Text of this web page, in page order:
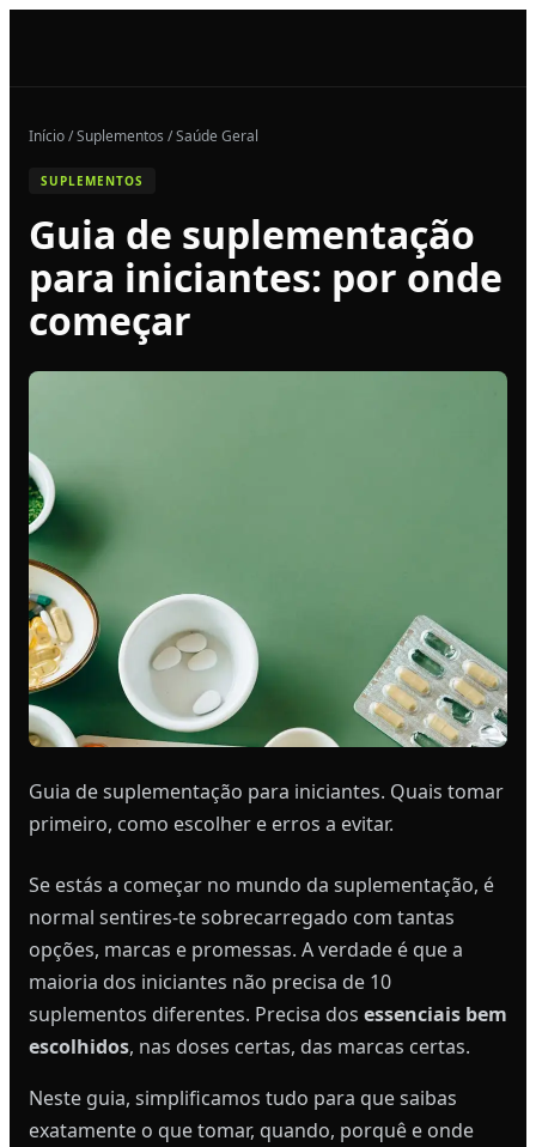
Início / Suplementos / Saúde Geral
SUPLEMENTOS
Guia de suplementação
para iniciantes: por onde
começar
Guia de suplementação para iniciantes. Quais tomar
primeiro, como escolher e erros a evitar.
Se estás a começar no mundo da suplementação, é
normal sentires-te sobrecarregado com tantas
opções, marcas e promessas. A verdade é que a
maioria dos iniciantes não precisa de 10
suplementos diferentes. Precisa dos essenciais bem
escolhidos, nas doses certas, das marcas certas.
Neste guia, simplificamos tudo para que saibas
exatamente o que tomar, quando, porquê e onde